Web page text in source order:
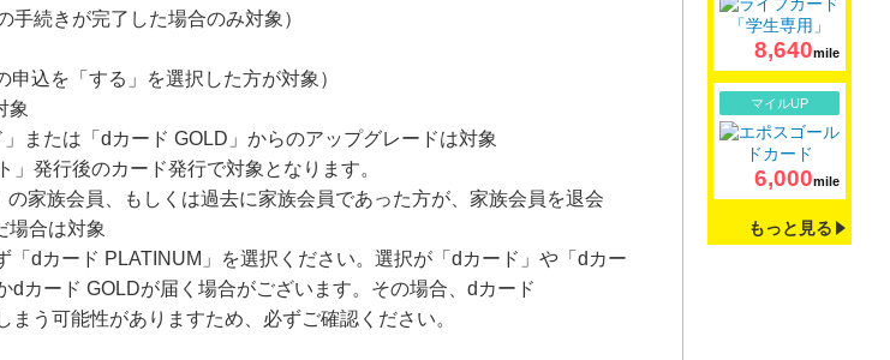
続きが完了した場合のみ対象）
込を「する」を選択した方が対象）
象
または「dカード GOLD」からのアップグレードは対象
発行後のカード発行で対象となります。
家族会員、もしくは過去に家族会員であった方が、家族会員を退会
場合は対象
dカード PLATINUM」を選択ください。選択が「dカード」や「dカー
dカード GOLDが届く場合がございます。その場合、dカード
う可能性がありますため、必ずご確認ください。
8,640mile
マイルUP
6,000mile
もっと見る